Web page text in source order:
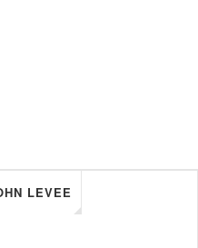
LEVEE